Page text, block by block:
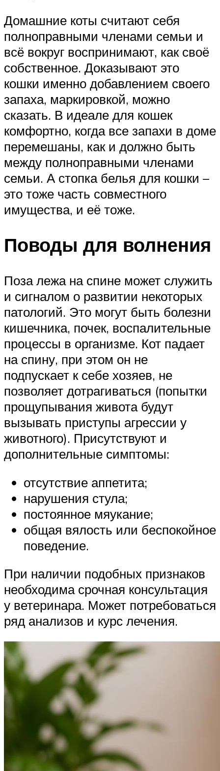
Домашние коты считают себя
полноправными членами семьи и
всё вокруг воспринимают, как своё
собственное. Доказывают это
кошки именно добавлением своего
запаха, маркировкой, можно
сказать. В идеале для кошек
комфортно, когда все запахи в доме
перемешаны, как и должно быть
между полноправными членами
семьи. А стопка белья для кошки –
это тоже часть совместного
имущества, и её тоже.
Поводы для волнения
Поза лежа на спине может служить
и сигналом о развитии некоторых
патологий. Это могут быть болезни
кишечника, почек, воспалительные
процессы в организме. Кот падает
на спину, при этом он не
подпускает к себе хозяев, не
позволяет дотрагиваться (попытки
прощупывания живота будут
вызывать приступы агрессии у
животного). Присутствуют и
дополнительные симптомы:
отсутствие аппетита;
нарушения стула;
постоянное мяукание;
общая вялость или беспокойное
поведение.
При наличии подобных признаков
необходима срочная консультация
у ветеринара. Может потребоваться
ряд анализов и курс лечения.